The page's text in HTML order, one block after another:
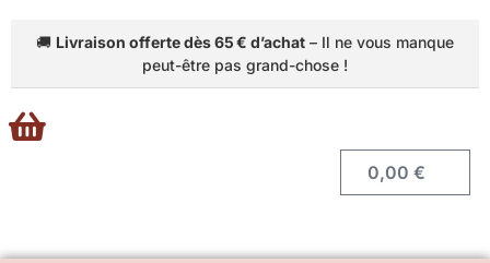
🚚 Livraison offerte dès 65 € d’achat – Il ne vous manque
peut-être pas grand-chose !
0,00€